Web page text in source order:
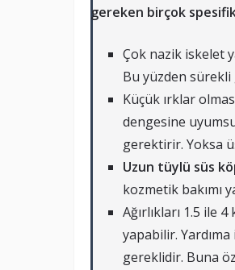
gereken birçok
Çok nazik iskelet
Bu yüzden
Küçük ırklar
dengesine
gerektirir. Yoksa
Uzun tüylü süs
kozmetik bakımı
Ağırlıkları 1.5 ile
yapabilir.
gereklidir. Buna